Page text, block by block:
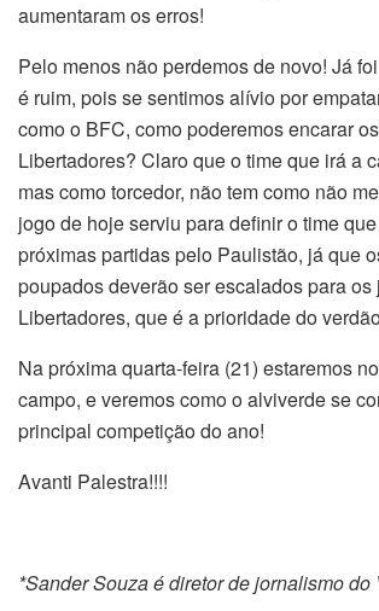
aumentaram os erros!
Pelo menos não perdemos de novo! Já
é ruim, pois se sentimos alívio por
como o BFC, como poderemos encarar
Libertadores? Claro que o time que irá a
mas como torcedor, não tem como não
jogo de hoje serviu para definir o time
próximas partidas pelo Paulistão, já que
poupados deverão ser escalados para
Libertadores, que é a prioridade do
Na próxima quarta-feira (21) estaremos
campo, e veremos como o alviverde se
principal competição do ano!
Avanti Palestra!!!!
*Sander Souza é diretor de jornalismo do